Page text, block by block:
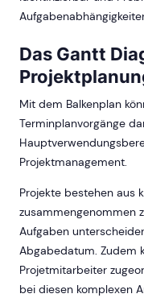
Das Gantt
Mit dem Balkenplan
Terminplanvorgänge
Projektmanagement.
Projekte bestehen aus
zusammengenommen
Aufgaben
Abgabedatum. Zudem
Projetmitarbeiter
bei diesen komplexen